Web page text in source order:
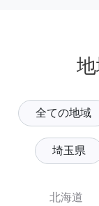
全ての地域
埼玉県
北海道